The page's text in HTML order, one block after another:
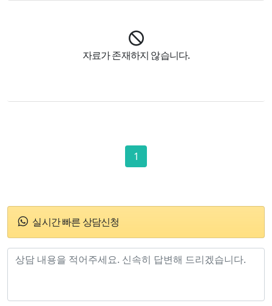
실시간 빠른 상담신청
자료가 존재하지 않습니다.
1